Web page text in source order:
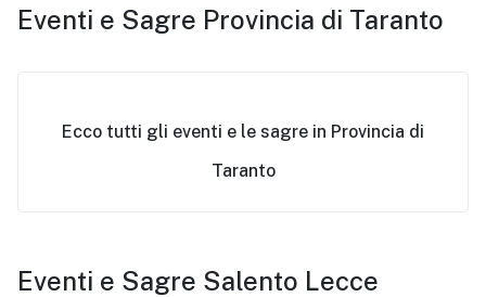
Eventi e Sagre Provincia di Taranto
Ecco tutti gli eventi e le sagre in Provincia di
Taranto
Eventi e Sagre Salento Lecce